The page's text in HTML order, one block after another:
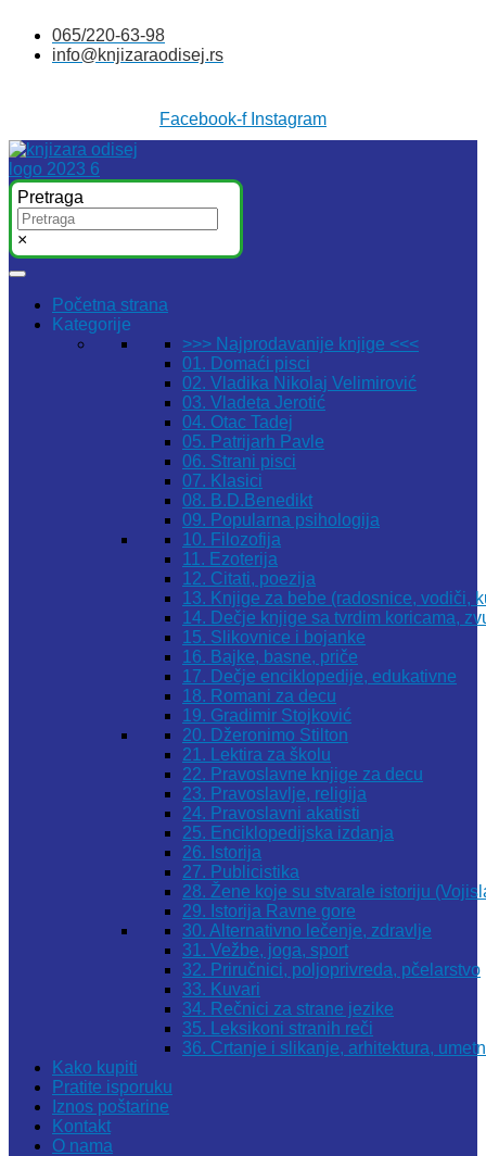
sadržaj
065/220-63-98
info@knjizaraodisej.rs
Facebook-f Instagram
Pretraga
×
Početna strana
Kategorije
>>> Najprodavanije knjige <<<
01. Domaći pisci
02. Vladika Nikolaj Velimirović
03. Vladeta Jerotić
04. Otac Tadej
05. Patrijarh Pavle
06. Strani pisci
07. Klasici
08. B.D.Benedikt
09. Popularna psihologija
10. Filozofija
11. Ezoterija
12. Citati, poezija
13. Knjige za bebe (radosnice, vodiči,
14. Dečje knjige sa tvrdim koricama,
15. Slikovnice i bojanke
16. Bajke, basne, priče
17. Dečje enciklopedije, edukativne
18. Romani za decu
19. Gradimir Stojković
20. Džeronimo Stilton
21. Lektira za školu
22. Pravoslavne knjige za decu
23. Pravoslavlje, religija
24. Pravoslavni akatisti
25. Enciklopedijska izdanja
26. Istorija
27. Publicistika
28. Žene koje su stvarale istoriju
29. Istorija Ravne gore
30. Alternativno lečenje, zdravlje
31. Vežbe, joga, sport
32. Priručnici, poljoprivreda, pčelarstvo
33. Kuvari
34. Rečnici za strane jezike
35. Leksikoni stranih reči
36. Crtanje i slikanje, arhitektura,
Kako kupiti
Pratite isporuku
Iznos poštarine
Kontakt
O nama